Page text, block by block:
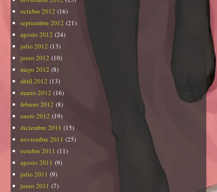
octubre 2012 (16)
septiembre 2012 (21)
agosto 2012 (24)
julio 2012 (13)
junio 2012 (10)
mayo 2012 (8)
abril 2012 (13)
marzo 2012 (16)
febrero 2012 (8)
enero 2012 (19)
diciembre 2011 (15)
noviembre 2011 (25)
octubre 2011 (11)
agosto 2011 (9)
julio 2011 (9)
junio 2011 (7)